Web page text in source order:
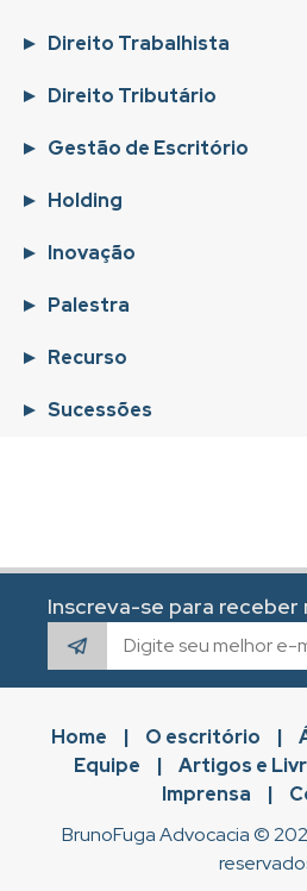
Direito Trabalhista
Direito Tributário
Gestão de Escritório
Holding
Inovação
Palestra
Recurso
Sucessões
Inscreva-se para receber
Home | O escritório |
Equipe
| Artigos e
Imprensa
|
BrunoFuga Advocacia ©